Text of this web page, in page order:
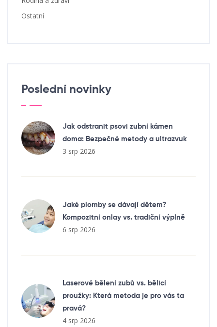
Ostatní
Poslední novinky
Jak odstranit psovi zubní kámen
doma: Bezpečné metody a ultrazvuk
3 srp 2026
Jaké plomby se dávají dětem?
Kompozitní onlay vs. tradiční výplně
6 srp 2026
Laserové bělení zubů vs. bělicí
proužky: Která metoda je pro vás ta
pravá?
4 srp 2026